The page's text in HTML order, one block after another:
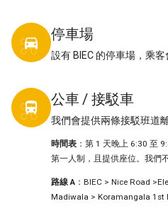
directions_car 停車場
設有 BIEC 的停車場，乘
directions_bus 公車 / 接駁車
我們會提供兩條接駁班道
時間表 ：第 1 天晚上 6:30 至
第一人制，且提供座位。我們
路線 A ：BIEC > Nice Road
Madiwala > Koramangala 1st